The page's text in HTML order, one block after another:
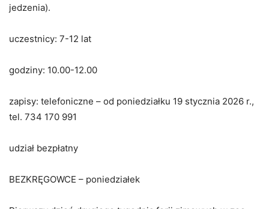
jedzenia).
uczestnicy: 7-12 lat
godziny: 10.00-12.00
zapisy: telefoniczne – od poniedziałku 19 stycznia 2026 r.,
tel. 734 170 991
udział bezpłatny
BEZKRĘGOWCE – poniedziałek